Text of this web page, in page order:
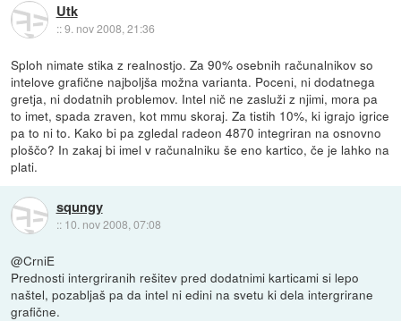
Utk
::9. nov 2008, 21:36
Sploh nimate stika z realnostjo. Za 90% osebnih računalnikov so
intelove grafične najboljša možna varianta. Poceni, ni dodatnega
gretja, ni dodatnih problemov. Intel nič ne zasluži z njimi, mora pa
to imet, spada zraven, kot mmu skoraj. Za tistih 10%, ki igrajo igrice
pa to ni to. Kako bi pa zgledal radeon 4870 integriran na osnovno
ploščo? In zakaj bi imel v računalniku še eno kartico, če je lahko na
plati.
squngy
:: 10. nov 2008, 07:08
@CrniE
Prednosti intergriranih rešitev pred dodatnimi karticami si lepo
naštel, pozabljaš pa da intel ni edini na svetu ki dela intergrirane
grafične.